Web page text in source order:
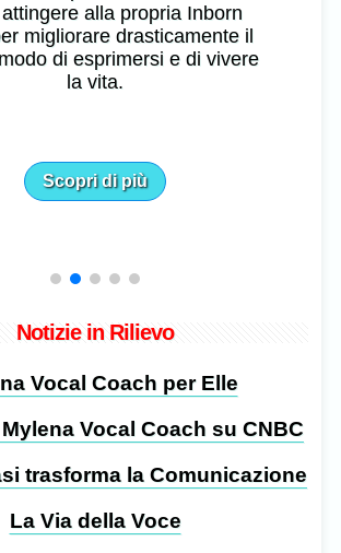
alla propria Inborn
migliorare drasticamente il
di esprimersi e di vivere
la vita.
Scopri di più
Notizie in Rilievo
Vocal Coach per Elle
Vocal Coach su CNBC
trasforma la Comunicazione
La Via della Voce